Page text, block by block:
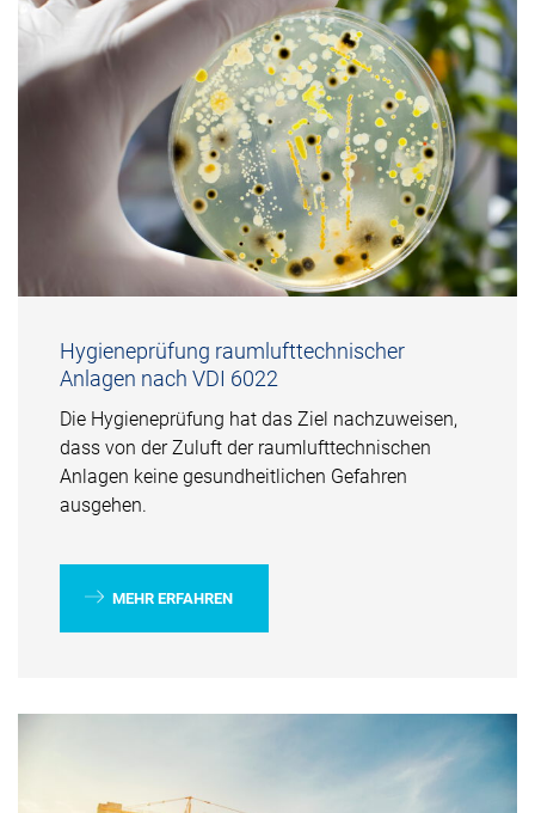
Hygieneprüfung raumlufttechnischer
Anlagen nach VDI 6022
Die Hygieneprüfung hat das Ziel nachzuweisen,
dass von der Zuluft der raumlufttechnischen
Anlagen keine gesundheitlichen Gefahren
ausgehen.
MEHR ERFAHREN